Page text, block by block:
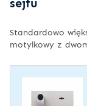
sejfu
Standardowo
motylkowy z